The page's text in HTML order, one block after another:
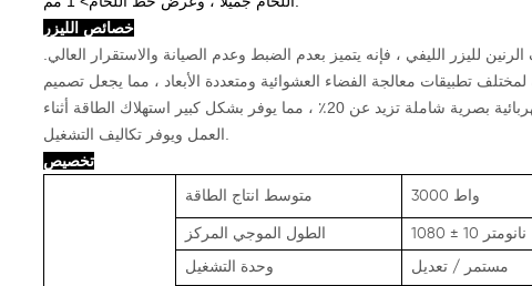
خصائص الليزر
لليزر الليفي ، فإنه يتميز بعدم الضبط وعدم الصيانة والاستقرار العالي.
تطبيقات معالجة الفضاء العشوائية ومتعددة الأبعاد ، مما يجعل تصميم
النظام الميكانيكي بسيطًا. كفاءة كهربائية بصرية عالية ، مع كفاءة كهربائية بصرية شاملة تزيد عن 20٪ ، مما يوفر بشكل كبير استهلاك الطاقة أثناء
تخصيص
متوسط ​​انتاج الطاقة 3000 واط
الطول الموجي المركز 1080± 10 نانومتر
وحدة التشغيل مستمر / تعديل